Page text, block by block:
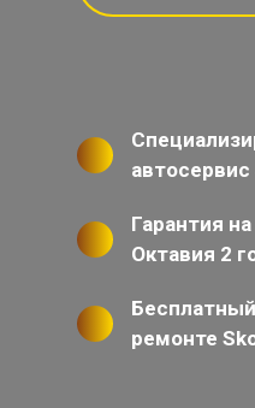
автосервис
Гарантия
Октавия 2
ремонте